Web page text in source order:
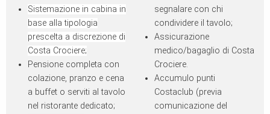
Sistemazione in cabina in
base alla tipologia
prescelta a discrezione di
Costa Crociere;
Pensione completa con
colazione, pranzo e cena
a buffet o serviti al tavolo
nel ristorante dedicato;
segnalare con chi
condividere il tavolo;
Assicurazione
medico/bagaglio di Costa
Crociere.
Accumulo punti
Costaclub (previa
comunicazione del